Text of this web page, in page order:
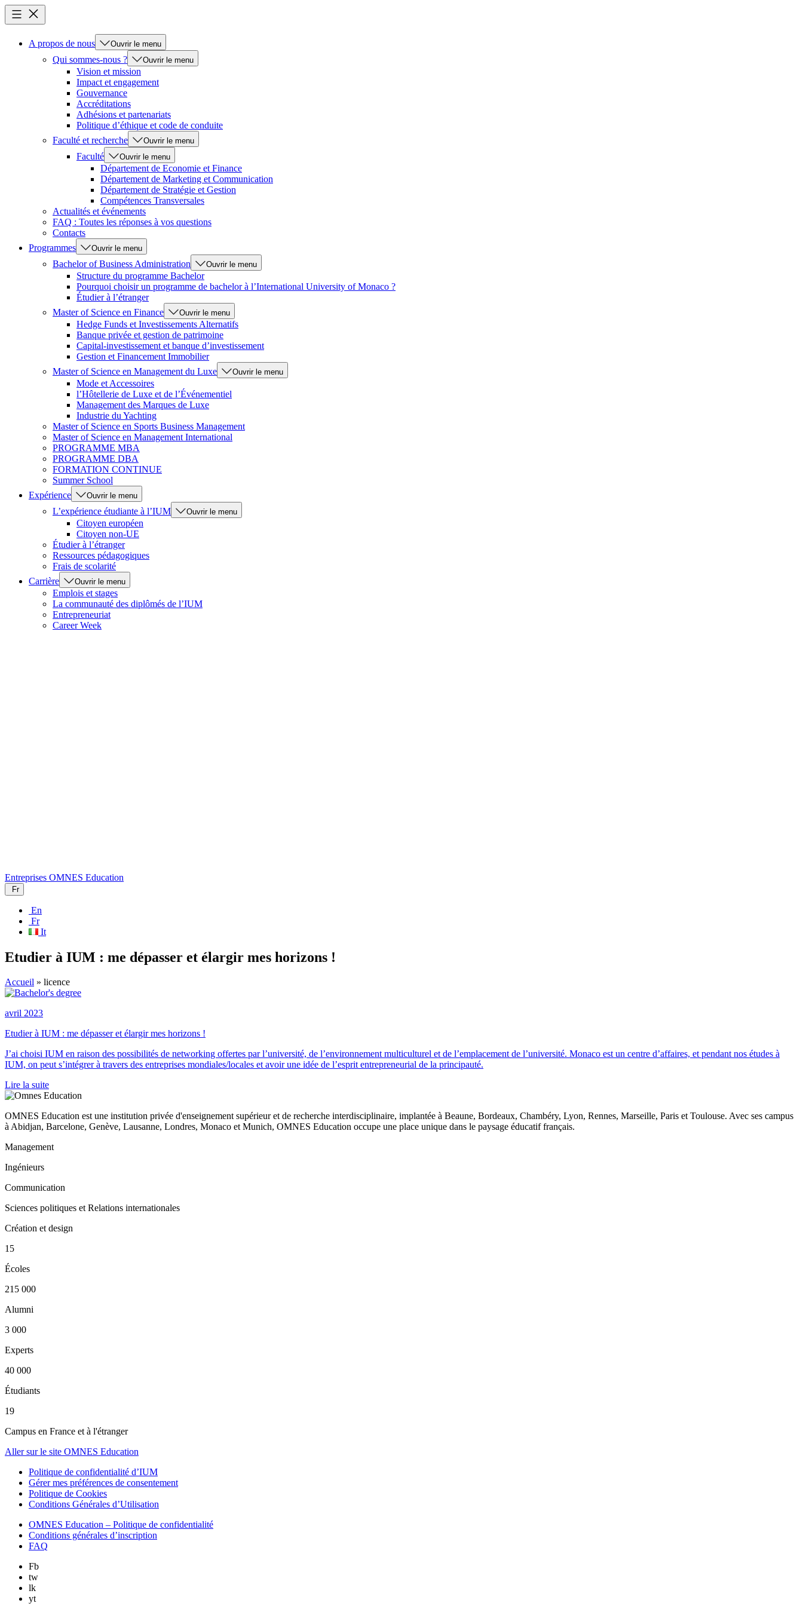
A propos de nous Ouvrir le menu
Qui sommes-nous ? Ouvrir le menu
Vision et mission
Impact et engagement
Gouvernance
Accréditations
Adhésions et partenariats
Politique d’éthique et code de conduite
Faculté et recherche
Ouvrir le menu
Faculté Ouvrir le menu
Département de Economie et Finance
Département de Marketing et Communication
Département de Stratégie et Gestion
Compétences Transversales
Actualités et événements
FAQ : Toutes les réponses à vos questions
Contacts
Programmes
Ouvrir le menu
Bachelor of Business Administration Ouvrir le menu
Structure du programme Bachelor
Pourquoi choisir un programme de bachelor à l’International University of Monaco ?
Étudier à l’étranger
Master of Science en Finance
Ouvrir le menu
Hedge Funds et Investissements Alternatifs
Banque privée et gestion de patrimoine
Capital-investissement et banque d’investissement
Gestion et Financement Immobilier
Master of Science en Management du Luxe
Ouvrir le menu
Mode et Accessoires
l’Hôtellerie de Luxe et de l’Événementiel
Management des Marques de Luxe
Industrie du Yachting
Master of Science en Sports Business Management
Master of Science en Management International
PROGRAMME MBA
PROGRAMME DBA
FORMATION CONTINUE
Summer School
Expérience
Ouvrir le menu
L’expérience étudiante à l’IUM Ouvrir le menu
Citoyen européen
Citoyen non-UE
Étudier à l’étranger
Ressources pédagogiques
Frais de scolarité
Carrière
Ouvrir le menu
Emplois et stages
La communauté des diplômés de l’IUM
Entrepreneuriat
Career Week
Entreprises OMNES Education
Fr
En
Fr
It
Etudier à IUM : me dépasser et élargir mes horizons !
Accueil » licence
avril 2023
Etudier à IUM : me dépasser et élargir mes horizons !
J’ai choisi IUM en raison des possibilités de networking offertes par l’université, de l’environnement multiculturel et de l’emplacement de l’université. Monaco est un centre d’affaires, et pendant nos études à
IUM, on peut s’intégrer à travers des entreprises mondiales/locales et avoir une idée de l’esprit entrepreneurial de la principauté.
Lire la suite
OMNES Education est une institution privée d'enseignement supérieur et de recherche interdisciplinaire, implantée à Beaune, Bordeaux, Chambéry, Lyon, Rennes, Marseille, Paris et Toulouse. Avec ses campus
à Abidjan, Barcelone, Genève, Lausanne, Londres, Monaco et Munich, OMNES Education occupe une place unique dans le paysage éducatif français.
Management
Ingénieurs
Communication
Sciences politiques et Relations internationales
Création et design
15
Écoles
215 000
Alumni
3 000
Experts
40 000
Étudiants
19
Campus en France et à l'étranger
Aller sur le site OMNES Education
Politique de confidentialité d’IUM
Gérer mes préférences de consentement
Politique de Cookies
Conditions Générales d’Utilisation
OMNES Education – Politique de confidentialité
Conditions générales d’inscription
FAQ
Fb
tw
lk
yt